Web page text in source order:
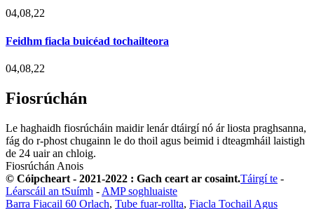
04,08,22
Feidhm fiacla buicéad tochailteora
04,08,22
Fiosrúchán
Le haghaidh fiosrúcháin maidir lenár dtáirgí nó ár liosta praghsanna,
fág do r-phost chugainn le do thoil agus beimid i dteagmháil laistigh
de 24 uair an chloig.
Fiosrúchán Anois
© Cóipcheart - 2021-2022 : Gach ceart ar cosaint.Táirgí te -
Léarscáil an tSuímh - AMP soghluaiste
Barra Fiacail 60 Orlach, Tube fuar-rollta, Fiacla Tochail Agus